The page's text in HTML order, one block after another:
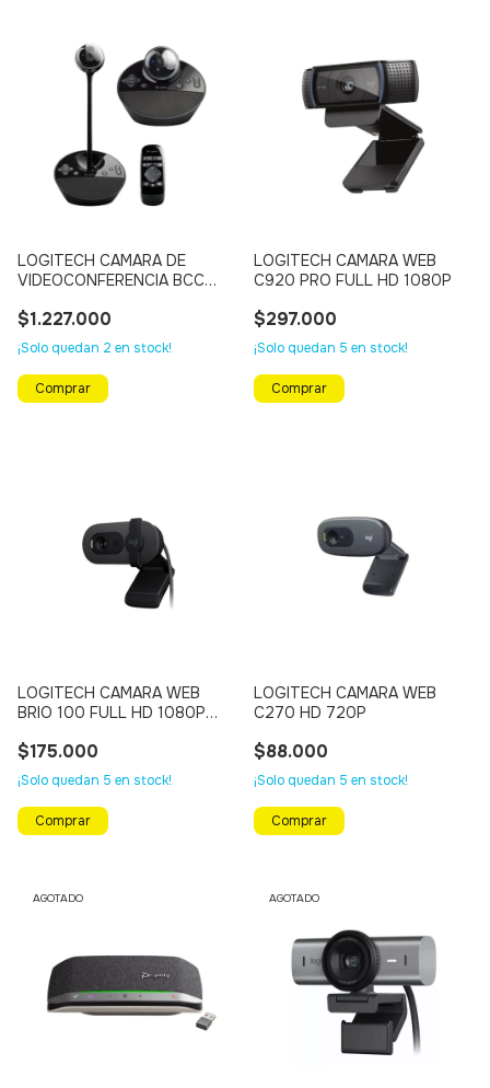
LOGITECH CAMARA DE
VIDEOCONFERENCIA BCC
EN UNO)
$1.227.000
¡Solo quedan 2 en stock!
LOGITECH CAMARA WEB
C920 PRO FULL HD 1080P
$297.000
¡Solo quedan 5 en stock!
LOGITECH CAMARA WEB
BRIO 100 FULL HD 1080P
$175.000
¡Solo quedan 5 en stock!
LOGITECH CAMARA WEB
C270 HD 720P
$88.000
¡Solo quedan 5 en stock!
AGOTADO AGOTADO